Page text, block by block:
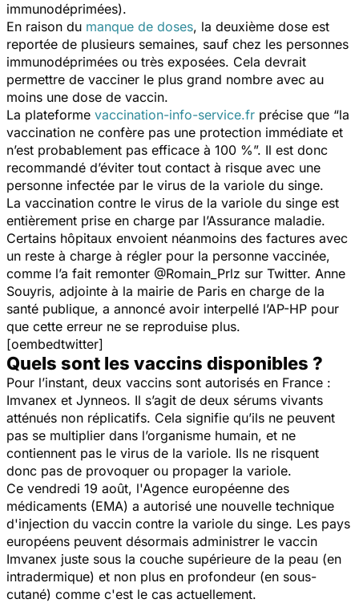
immunodéprimées).
En raison du manque de doses, la deuxième dose est
reportée de plusieurs semaines, sauf chez les personnes
immunodéprimées ou très exposées. Cela devrait
permettre de vacciner le plus grand nombre avec au
moins une dose de vaccin.
La plateforme vaccination-info-service.fr précise que “la
vaccination ne confère pas une protection immédiate et
n’est probablement pas efficace à 100 %”. Il est donc
recommandé d’éviter tout contact à risque avec une
personne infectée par le virus de la variole du singe.
La vaccination contre le virus de la variole du singe est
entièrement prise en charge par l’Assurance maladie.
Certains hôpitaux envoient néanmoins des factures avec
un reste à charge à régler pour la personne vaccinée,
comme l’a fait remonter @Romain_Prlz sur Twitter. Anne
Souyris, adjointe à la mairie de Paris en charge de la
santé publique, a annoncé avoir interpellé l’AP-HP pour
que cette erreur ne se reproduise plus.
[oembedtwitter]
Quels sont les vaccins disponibles ?
Pour l’instant, deux vaccins sont autorisés en France :
Imvanex et Jynneos. Il s’agit de deux sérums vivants
atténués non réplicatifs. Cela signifie qu’ils ne peuvent
pas se multiplier dans l’organisme humain, et ne
contiennent pas le virus de la variole. Ils ne risquent
donc pas de provoquer ou propager la variole.
Ce vendredi 19 août, l'Agence européenne des
médicaments (EMA) a autorisé une nouvelle technique
d'injection du vaccin contre la variole du singe. Les pays
européens peuvent désormais administrer le vaccin
Imvanex juste sous la couche supérieure de la peau (en
intradermique) et non plus en profondeur (en sous-
cutané) comme c'est le cas actuellement.